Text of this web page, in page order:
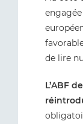
de lire
L’ABF